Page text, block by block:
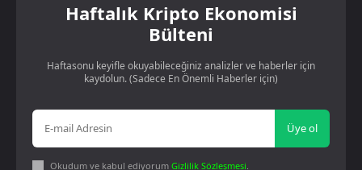
Haftalık Kripto Ekonomisi
Bülteni
Haftasonu keyifle okuyabileceğiniz analizler ve haberler için
kaydolun. (Sadece En Önemli Haberler için)
Üye ol
Okudum ve kabul ediyorum Gizlilik Sözleşmesi.